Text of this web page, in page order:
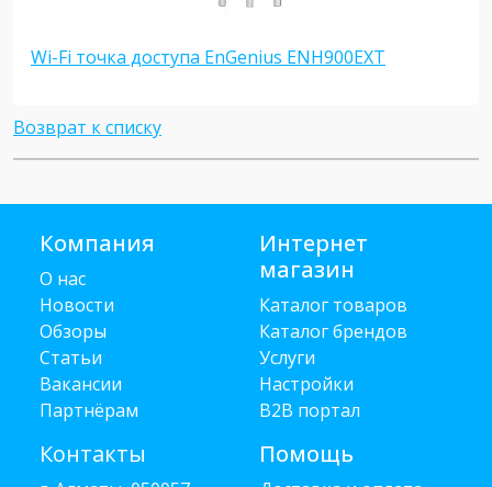
Wi-Fi точка доступа EnGenius ENH900EXT
Возврат к списку
Компания
О нас
Новости
Обзоры
Статьи
Вакансии
Партнёрам
Контакты
Интернет
магазин
Каталог товаров
Каталог брендов
Услуги
Настройки
B2B портал
Помощь